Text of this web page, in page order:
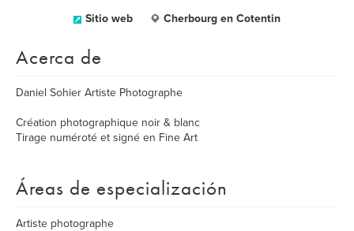
Sitio web Cherbourg en Cotentin
Acerca de
Daniel Sohier Artiste Photographe
Création photographique noir & blanc
Tirage numéroté et signé en Fine Art
Áreas de especialización
Artiste photographe